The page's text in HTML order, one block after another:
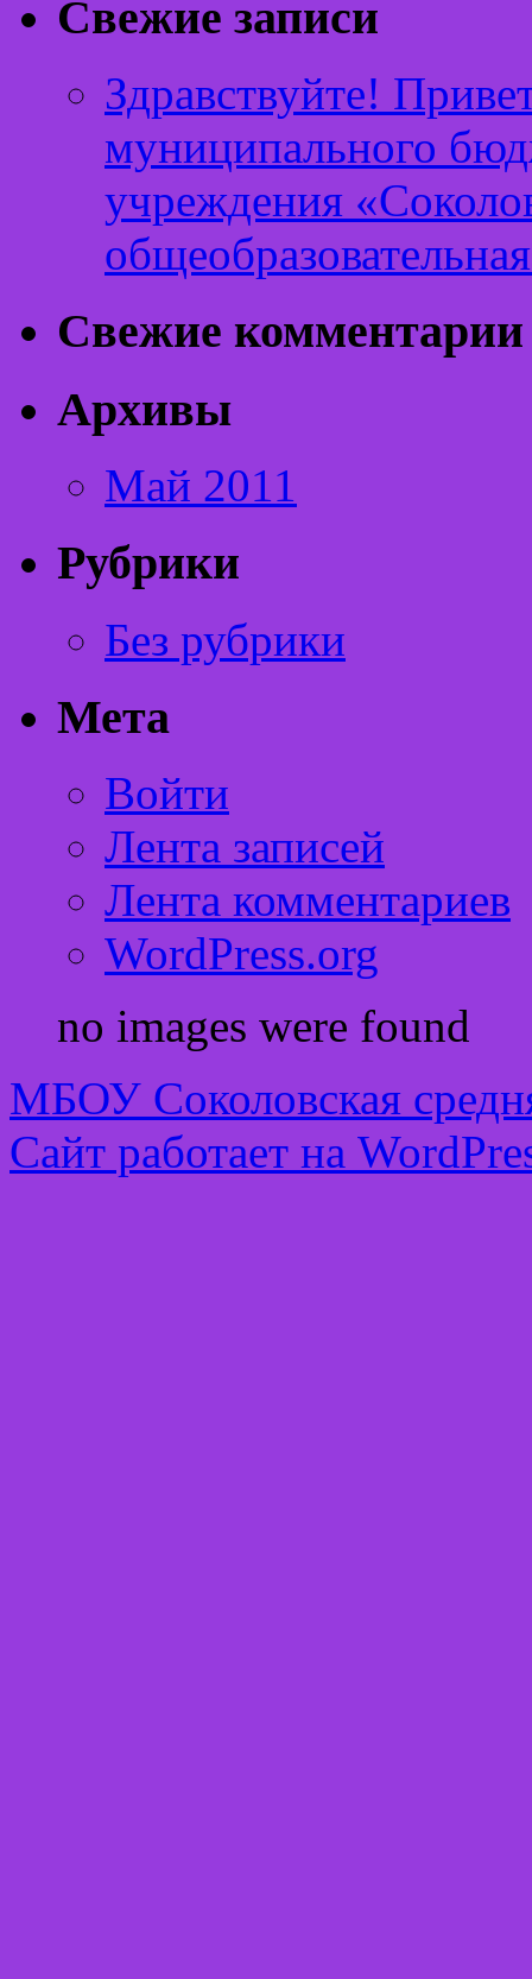
Свежие записи
Здравствуйте!
муниципального
учреждения
Свежие комментарии
Архивы
Май 2011
Рубрики
Без рубрики
Мета
Войти
Лента записей
Лента комментариев
WordPress.org
no images were found
МБОУ Соколовская
Сайт работает на